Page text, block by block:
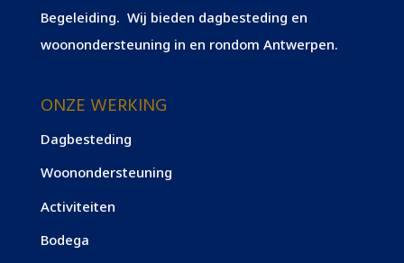
Begeleiding. Wij bieden dagbesteding en
woonondersteuning in en rondom Antwerpen.
ONZE WERKING
Dagbesteding
Woonondersteuning
Activiteiten
Bodega